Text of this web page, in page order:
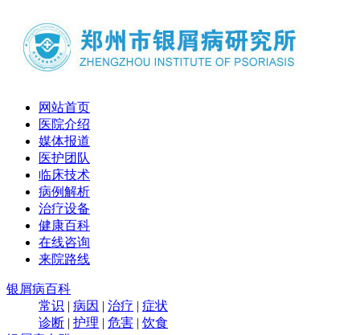
网站首页
医院介绍
媒体报道
医护团队
临床技术
病例解析
治疗设备
健康百科
在线咨询
来院路线
银屑病百科
常识 | 病因 | 治疗 | 症状
诊断 | 护理 | 危害 | 饮食